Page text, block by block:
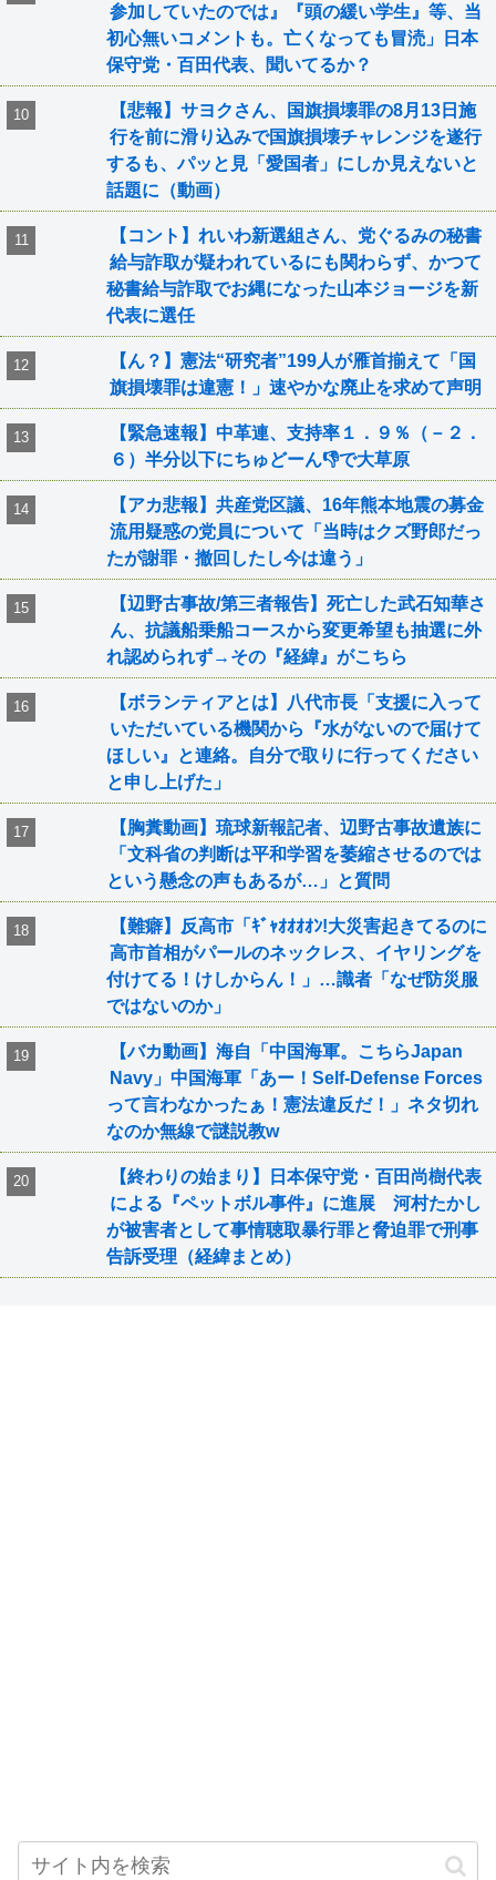
参加していたのでは』『頭の緩い学生』等、当
初心無いコメントも。亡くなっても冒涜」日本
保守党・百田代表、聞いてるか？
【悲報】サヨクさん、国旗損壊罪の8月13日施
行を前に滑り込みで国旗損壊チャレンジを遂行
するも、パッと見「愛国者」にしか見えないと
話題に（動画）
【コント】れいわ新選組さん、党ぐるみの秘書
給与詐取が疑われているにも関わらず、かつて
秘書給与詐取でお縄になった山本ジョージを新
代表に選任
【ん？】憲法“研究者”199人が雁首揃えて「国
旗損壊罪は違憲！」速やかな廃止を求めて声明
【緊急速報】中革連、支持率１．９％（－２．
６）半分以下にちゅどーん👎で大草原
【アカ悲報】共産党区議、16年熊本地震の募金
流用疑惑の党員について「当時はクズ野郎だっ
たが謝罪・撤回したし今は違う」
【辺野古事故/第三者報告】死亡した武石知華さ
ん、抗議船乗船コースから変更希望も抽選に外
れ認められず→その『経緯』がこちら
【ボランティアとは】八代市長「支援に入って
いただいている機関から『水がないので届けて
ほしい』と連絡。自分で取りに行ってください
と申し上げた」
【胸糞動画】琉球新報記者、辺野古事故遺族に
「文科省の判断は平和学習を萎縮させるのでは
という懸念の声もあるが…」と質問
【難癖】反高市「ｷﾞｬｵｵｵｵﾝ!大災害起きてるのに
高市首相がパールのネックレス、イヤリングを
付けてる！けしからん！」…識者「なぜ防災服
ではないのか」
【バカ動画】海自「中国海軍。こちらJapan
Navy」中国海軍「あー！Self-Defense Forces
って言わなかったぁ！憲法違反だ！」ネタ切れ
なのか無線で謎説教w
【終わりの始まり】日本保守党・百田尚樹代表
による『ペットボル事件』に進展 河村たかし
が被害者として事情聴取暴行罪と脅迫罪で刑事
告訴受理（経緯まとめ）